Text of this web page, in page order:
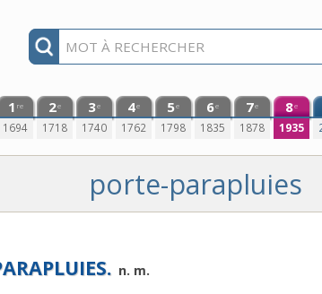
1 re
1694
2e
1718
3e
1740
4e
1762
5e
1798
6e
1835
7e
1878
8e
1935
porte-parapluies
n. m.